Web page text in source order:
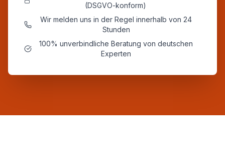
(DSGVO-konform)
Wir melden uns in der Regel innerhalb von 24
Stunden
100% unverbindliche Beratung von deutschen
Experten